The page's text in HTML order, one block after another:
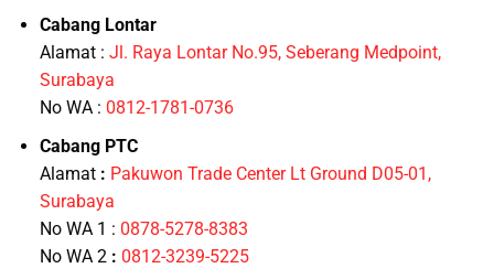
Cabang Lontar
Alamat : Jl. Raya Lontar No.95, Seberang Medpoint,
Surabaya
No WA : 0812-1781-0736
Cabang PTC
Alamat : Pakuwon Trade Center Lt Ground D05-01,
Surabaya
No WA 1 : 0878-5278-8383
No WA 2 : 0812-3239-5225